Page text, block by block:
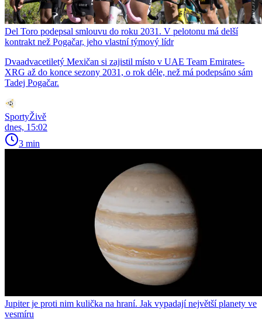
Del Toro podepsal smlouvu do roku 2031. V pelotonu má delší
kontrakt než Pogačar, jeho vlastní týmový lídr
Dvaadvacetiletý Mexičan si zajistil místo v UAE Team Emirates-
XRG až do konce sezony 2031, o rok déle, než má podepsáno sám
Tadej Pogačar.
SportyŽivě
dnes, 15:02
3 min
Jupiter je proti nim kulička na hraní. Jak vypadají největší planety ve
vesmíru